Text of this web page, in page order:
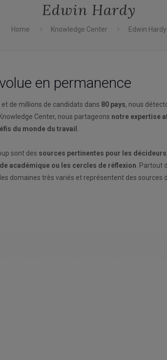
Edwin Hardy
Home Knowledge Center Edwin Hardy
en permanence
et de millions de candidats dans 80 pays, nous
Center, nous partageons notre expertise
du monde du travail
sont des sources pertinentes pour les
académique ou les cercles de réflexion . Partout
domaines très variés et représentent des sources